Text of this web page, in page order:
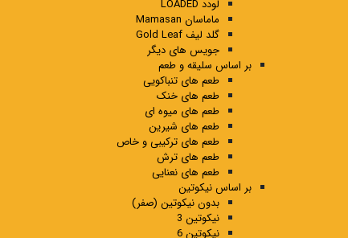
لودد LOADED
ماماسان Mamasan
گلد لیف Gold Leaf
جویس های دیگر
بر اساس سلیقه و طعم
طعم های تنباکویی
طعم های خنک
طعم های میوه ای
طعم های شیرین
طعم های ترکیبی و خاص
طعم های ترش
طعم های نعنایی
بر اساس نیکوتین
بدون نیکوتین (صفر)
نیکوتین 3
نیکوتین 6